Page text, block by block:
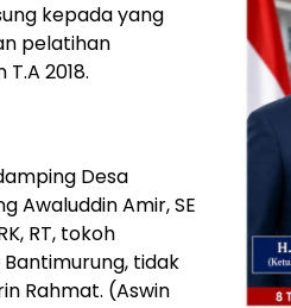
kepada yang
pelatihan
2018.
Desa
Awaluddin Amir, SE
RT, tokoh
tidak
Rahmat. (Aswin